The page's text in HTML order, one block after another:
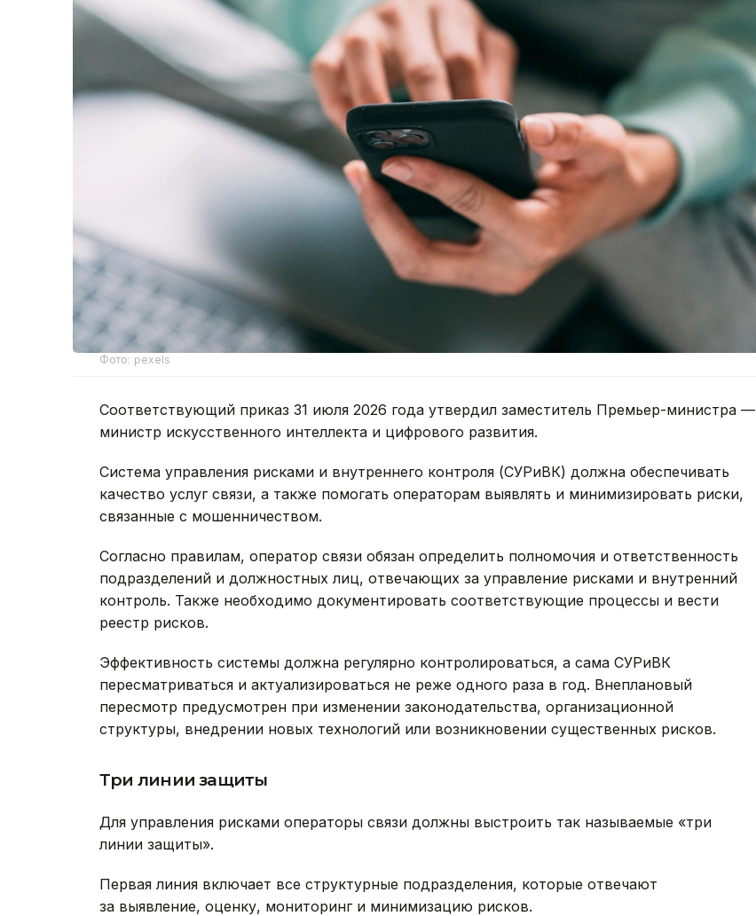
Фото: pexels
Соответствующий приказ 31 июля 2026 года утвердил заместитель Премьер-министра —
министр искусственного интеллекта и цифрового развития.
Система управления рисками и внутреннего контроля (СУРиВК) должна обеспечивать
качество услуг связи, а также помогать операторам выявлять и минимизировать риски,
связанные с мошенничеством.
Согласно правилам, оператор связи обязан определить полномочия и ответственность
подразделений и должностных лиц, отвечающих за управление рисками и внутренний
контроль. Также необходимо документировать соответствующие процессы и вести
реестр рисков.
Эффективность системы должна регулярно контролироваться, а сама СУРиВК
пересматриваться и актуализироваться не реже одного раза в год. Внеплановый
пересмотр предусмотрен при изменении законодательства, организационной
структуры, внедрении новых технологий или возникновении существенных рисков.
Три линии защиты
Для управления рисками операторы связи должны выстроить так называемые «три
линии защиты».
Первая линия включает все структурные подразделения, которые отвечают
за выявление, оценку, мониторинг и минимизацию рисков.